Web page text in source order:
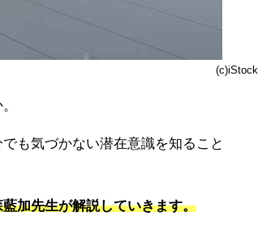
(c)iStock
も気づかない潜在意識を知ること
加先生が解説していきます。